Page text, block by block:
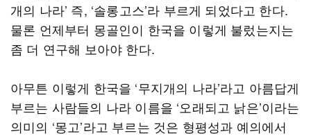
개의 나라’ 즉, ‘솔롱고스’라 부르게 되었다고 한다.
물론 언제부터 몽골인이 한국을 이렇게 불렀는지는
좀 더 연구해 보아야 한다.
아무튼 이렇게 한국을 ‘무지개의 나라’라고 아름답게
부르는 사람들의 나라 이름을 ‘오래되고 낡은’이라는
의미의 ‘몽고’라고 부르는 것은 형평성과 예의에서